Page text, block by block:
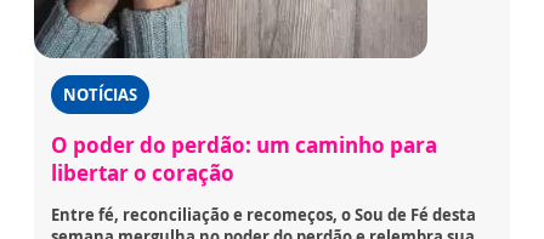
NOTÍCIAS
O poder do perdão: um caminho para
libertar o coração
Entre fé, reconciliação e recomeços, o Sou de Fé desta